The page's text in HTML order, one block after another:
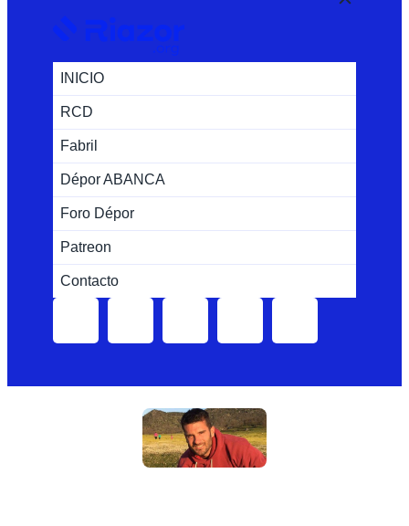
INICIO
RCD
Fabril
Dépor ABANCA
Foro Dépor
Patreon
Contacto